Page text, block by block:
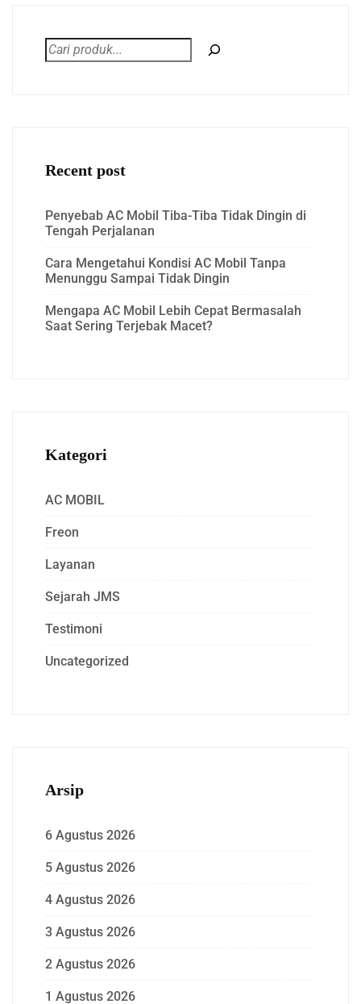
Recent post
Penyebab AC Mobil Tiba-Tiba Tidak Dingin di
Tengah Perjalanan
Cara Mengetahui Kondisi AC Mobil Tanpa
Menunggu Sampai Tidak Dingin
Mengapa AC Mobil Lebih Cepat Bermasalah
Saat Sering Terjebak Macet?
Kategori
AC MOBIL
Freon
Layanan
Sejarah JMS
Testimoni
Uncategorized
Arsip
6 Agustus 2026
5 Agustus 2026
4 Agustus 2026
3 Agustus 2026
2 Agustus 2026
1 Agustus 2026